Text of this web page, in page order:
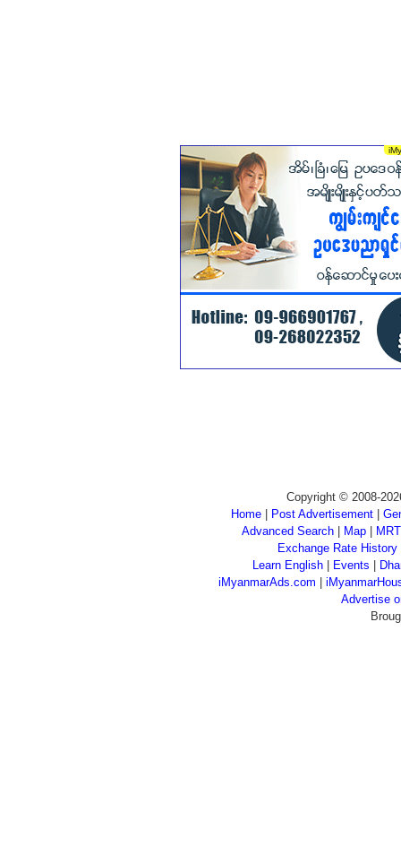
Copyright © 2008-
Home
Post Advertisement
Advanced Search| Map|
Exchange Rate History
Learn English
Events
iMyanmarAds.com
Advertise